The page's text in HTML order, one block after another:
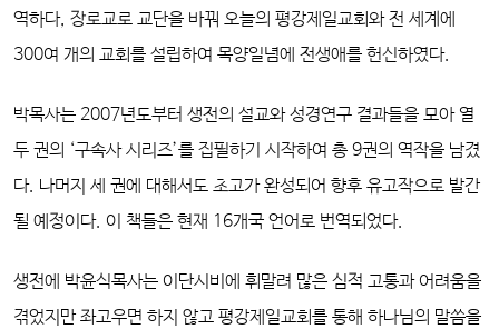
역하다, 장로교로 교단을 바꿔 오늘의 평강제일교회와 전 세계에
300여 개의 교회를 설립하여 목양일념에 전생애를 헌신하였다.
박목사는 2007년도부터 생전의 설교와 성경연구 결과들을 모아 열
두 권의 ‘구속사 시리즈’를 집필하기 시작하여 총 9권의 역작을 남겼
다. 나머지 세 권에 대해서도 초고가 완성되어 향후 유고작으로 발간
될 예정이다. 이 책들은 현재 16개국 언어로 번역되었다.
생전에 박윤식목사는 이단시비에 휘말려 많은 심적 고통과 어려움을
겪었지만 좌고우면 하지 않고 평강제일교회를 통해 하나님의 말씀을